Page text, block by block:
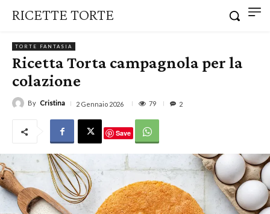
RICETTE TORTE
TORTE FANTASIA
Ricetta Torta campagnola per la
colazione
By Cristina 2 Gennaio 2026 79 2
Save